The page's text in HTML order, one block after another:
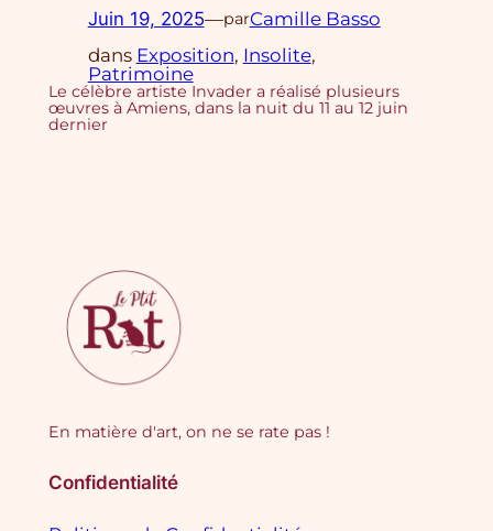
Juin 19, 2025—parCamille Basso
dans Exposition, Insolite
Patrimoine
Le célèbre artiste Invader a réalisé plusieurs
œuvres à Amiens, dans la nuit du 11 au 12 juin
dernier
En matière d'art, on ne se rate pas !
Confidentialité